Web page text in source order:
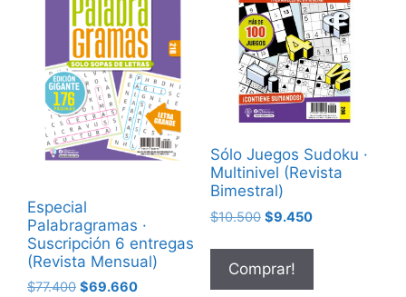
Especial
Palabragramas ·
Suscripción 6 entregas
(Revista Mensual)
$77.400 $69.660
Sólo Juegos Sudoku ·
Multinivel (Revista
Bimestral)
$10.500 $9.450
Comprar!